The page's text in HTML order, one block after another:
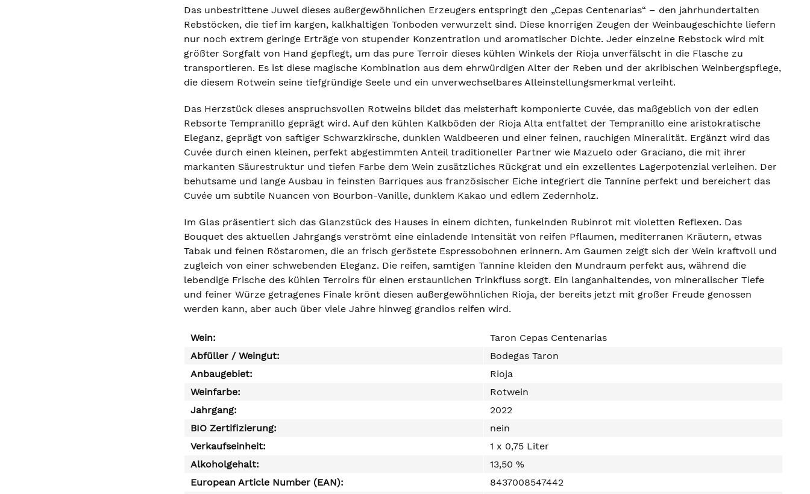
Das unbestrittene Juwel dieses außergewöhnlichen Erzeugers entspringt den „Cepas Centenarias“ – den jahrhundertalten
Rebstöcken, die tief im kargen, kalkhaltigen Tonboden verwurzelt sind. Diese knorrigen Zeugen der Weinbaugeschichte liefern
nur noch extrem geringe Erträge von stupender Konzentration und aromatischer Dichte. Jeder einzelne Rebstock wird mit
größter Sorgfalt von Hand gepflegt, um das pure Terroir dieses kühlen Winkels der Rioja unverfälscht in die Flasche zu
transportieren. Es ist diese magische Kombination aus dem ehrwürdigen Alter der Reben und der akribischen Weinbergspflege,
die diesem Rotwein seine tiefgründige Seele und ein unverwechselbares Alleinstellungsmerkmal verleiht.
Das Herzstück dieses anspruchsvollen Rotweins bildet das meisterhaft komponierte Cuvée, das maßgeblich von der edlen
Rebsorte Tempranillo geprägt wird. Auf den kühlen Kalkböden der Rioja Alta entfaltet der Tempranillo eine aristokratische
Eleganz, geprägt von saftiger Schwarzkirsche, dunklen Waldbeeren und einer feinen, rauchigen Mineralität. Ergänzt wird das
Cuvée durch einen kleinen, perfekt abgestimmten Anteil traditioneller Partner wie Mazuelo oder Graciano, die mit ihrer
markanten Säurestruktur und tiefen Farbe dem Wein zusätzliches Rückgrat und ein exzellentes Lagerpotenzial verleihen. Der
behutsame und lange Ausbau in feinsten Barriques aus französischer Eiche integriert die Tannine perfekt und bereichert das
Cuvée um subtile Nuancen von Bourbon-Vanille, dunklem Kakao und edlem Zedernholz.
Im Glas präsentiert sich das Glanzstück des Hauses in einem dichten, funkelnden Rubinrot mit violetten Reflexen. Das
Bouquet des aktuellen Jahrgangs verströmt eine einladende Intensität von reifen Pflaumen, mediterranen Kräutern, etwas
Tabak und feinen Röstaromen, die an frisch geröstete Espressobohnen erinnern. Am Gaumen zeigt sich der Wein kraftvoll und
zugleich von einer schwebenden Eleganz. Die reifen, samtigen Tannine kleiden den Mundraum perfekt aus, während die
lebendige Frische des kühlen Terroirs für einen erstaunlichen Trinkfluss sorgt. Ein langanhaltendes, von mineralischer Tiefe
und feiner Würze getragenes Finale krönt diesen außergewöhnlichen Rioja, der bereits jetzt mit großer Freude genossen
werden kann, aber auch über viele Jahre hinweg grandios reifen wird.
Wein:
Taron Cepas Centenarias
Abfüller / Weingut:
Bodegas Taron
Anbaugebiet:
Rioja
Weinfarbe:
Rotwein
Jahrgang:
2022
BIO Zertifizierung:
nein
Verkaufseinheit:
1 x 0,75 Liter
Alkoholgehalt:
13,50 %
European Article Number (EAN):
8437008547442